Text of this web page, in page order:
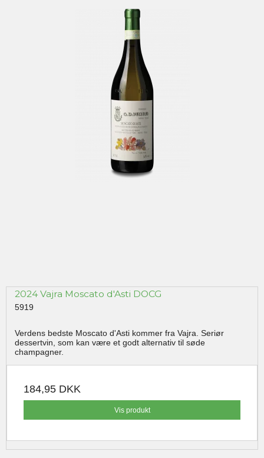
2024 Vajra Moscato d'Asti DOCG
5919
Verdens bedste Moscato d'Asti kommer fra Vajra. Seriør
dessertvin, som kan være et godt alternativ til søde
champagner.
184,95 DKK
Vis produkt